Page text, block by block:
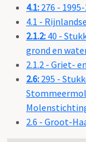
4.1: 276 -
4.1 -
2.1.2: 40 -
grond en
2.1.2 - Griet-
2.6: 295 -
2.6 - Groot-